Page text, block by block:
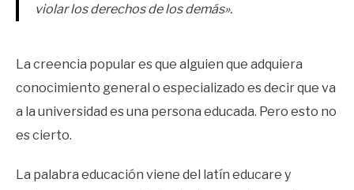
violar los derechos de los demás».
La creencia popular es que alguien que adquiera
conocimiento general o especializado es decir que va
a la universidad es una persona educada. Pero esto no
es cierto.
La palabra educación viene del latín educare y